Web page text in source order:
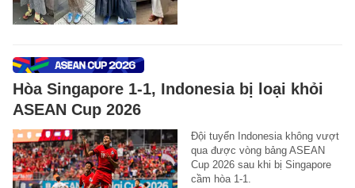
Hòa Singapore 1-1, Indonesia bị loại khỏi
ASEAN Cup 2026
Đội tuyển Indonesia không vượt
qua được vòng bảng ASEAN
Cup 2026 sau khi bị Singapore
cầm hòa 1-1.